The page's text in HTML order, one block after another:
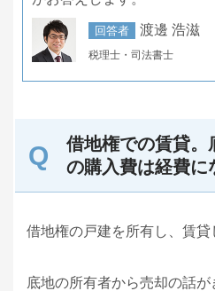
回答者 渡邊 浩滋
税理士・司法書士
借地権での賃貸。
の購入費は経費に
借地権の戸建を所有し、賃貸
底地の所有者から売却の話